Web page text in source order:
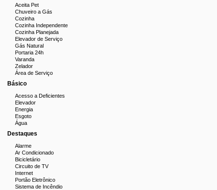
Aceita Pet
Chuveiro a Gás
Cozinha
Cozinha Independente
Cozinha Planejada
Elevador de Serviço
Gás Natural
Portaria 24h
Varanda
Zelador
Área de Serviço
Básico
Acesso a Deficientes
Elevador
Energia
Esgoto
Água
Destaques
Alarme
Ar Condicionado
Bicicletário
Circuito de TV
Internet
Portão Eletrônico
Sistema de Incêndio